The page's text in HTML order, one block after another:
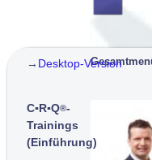
→ Desktop-Version
C▪R▪Q® :
C▪R▪Q®-
Trainings
(Einführung)